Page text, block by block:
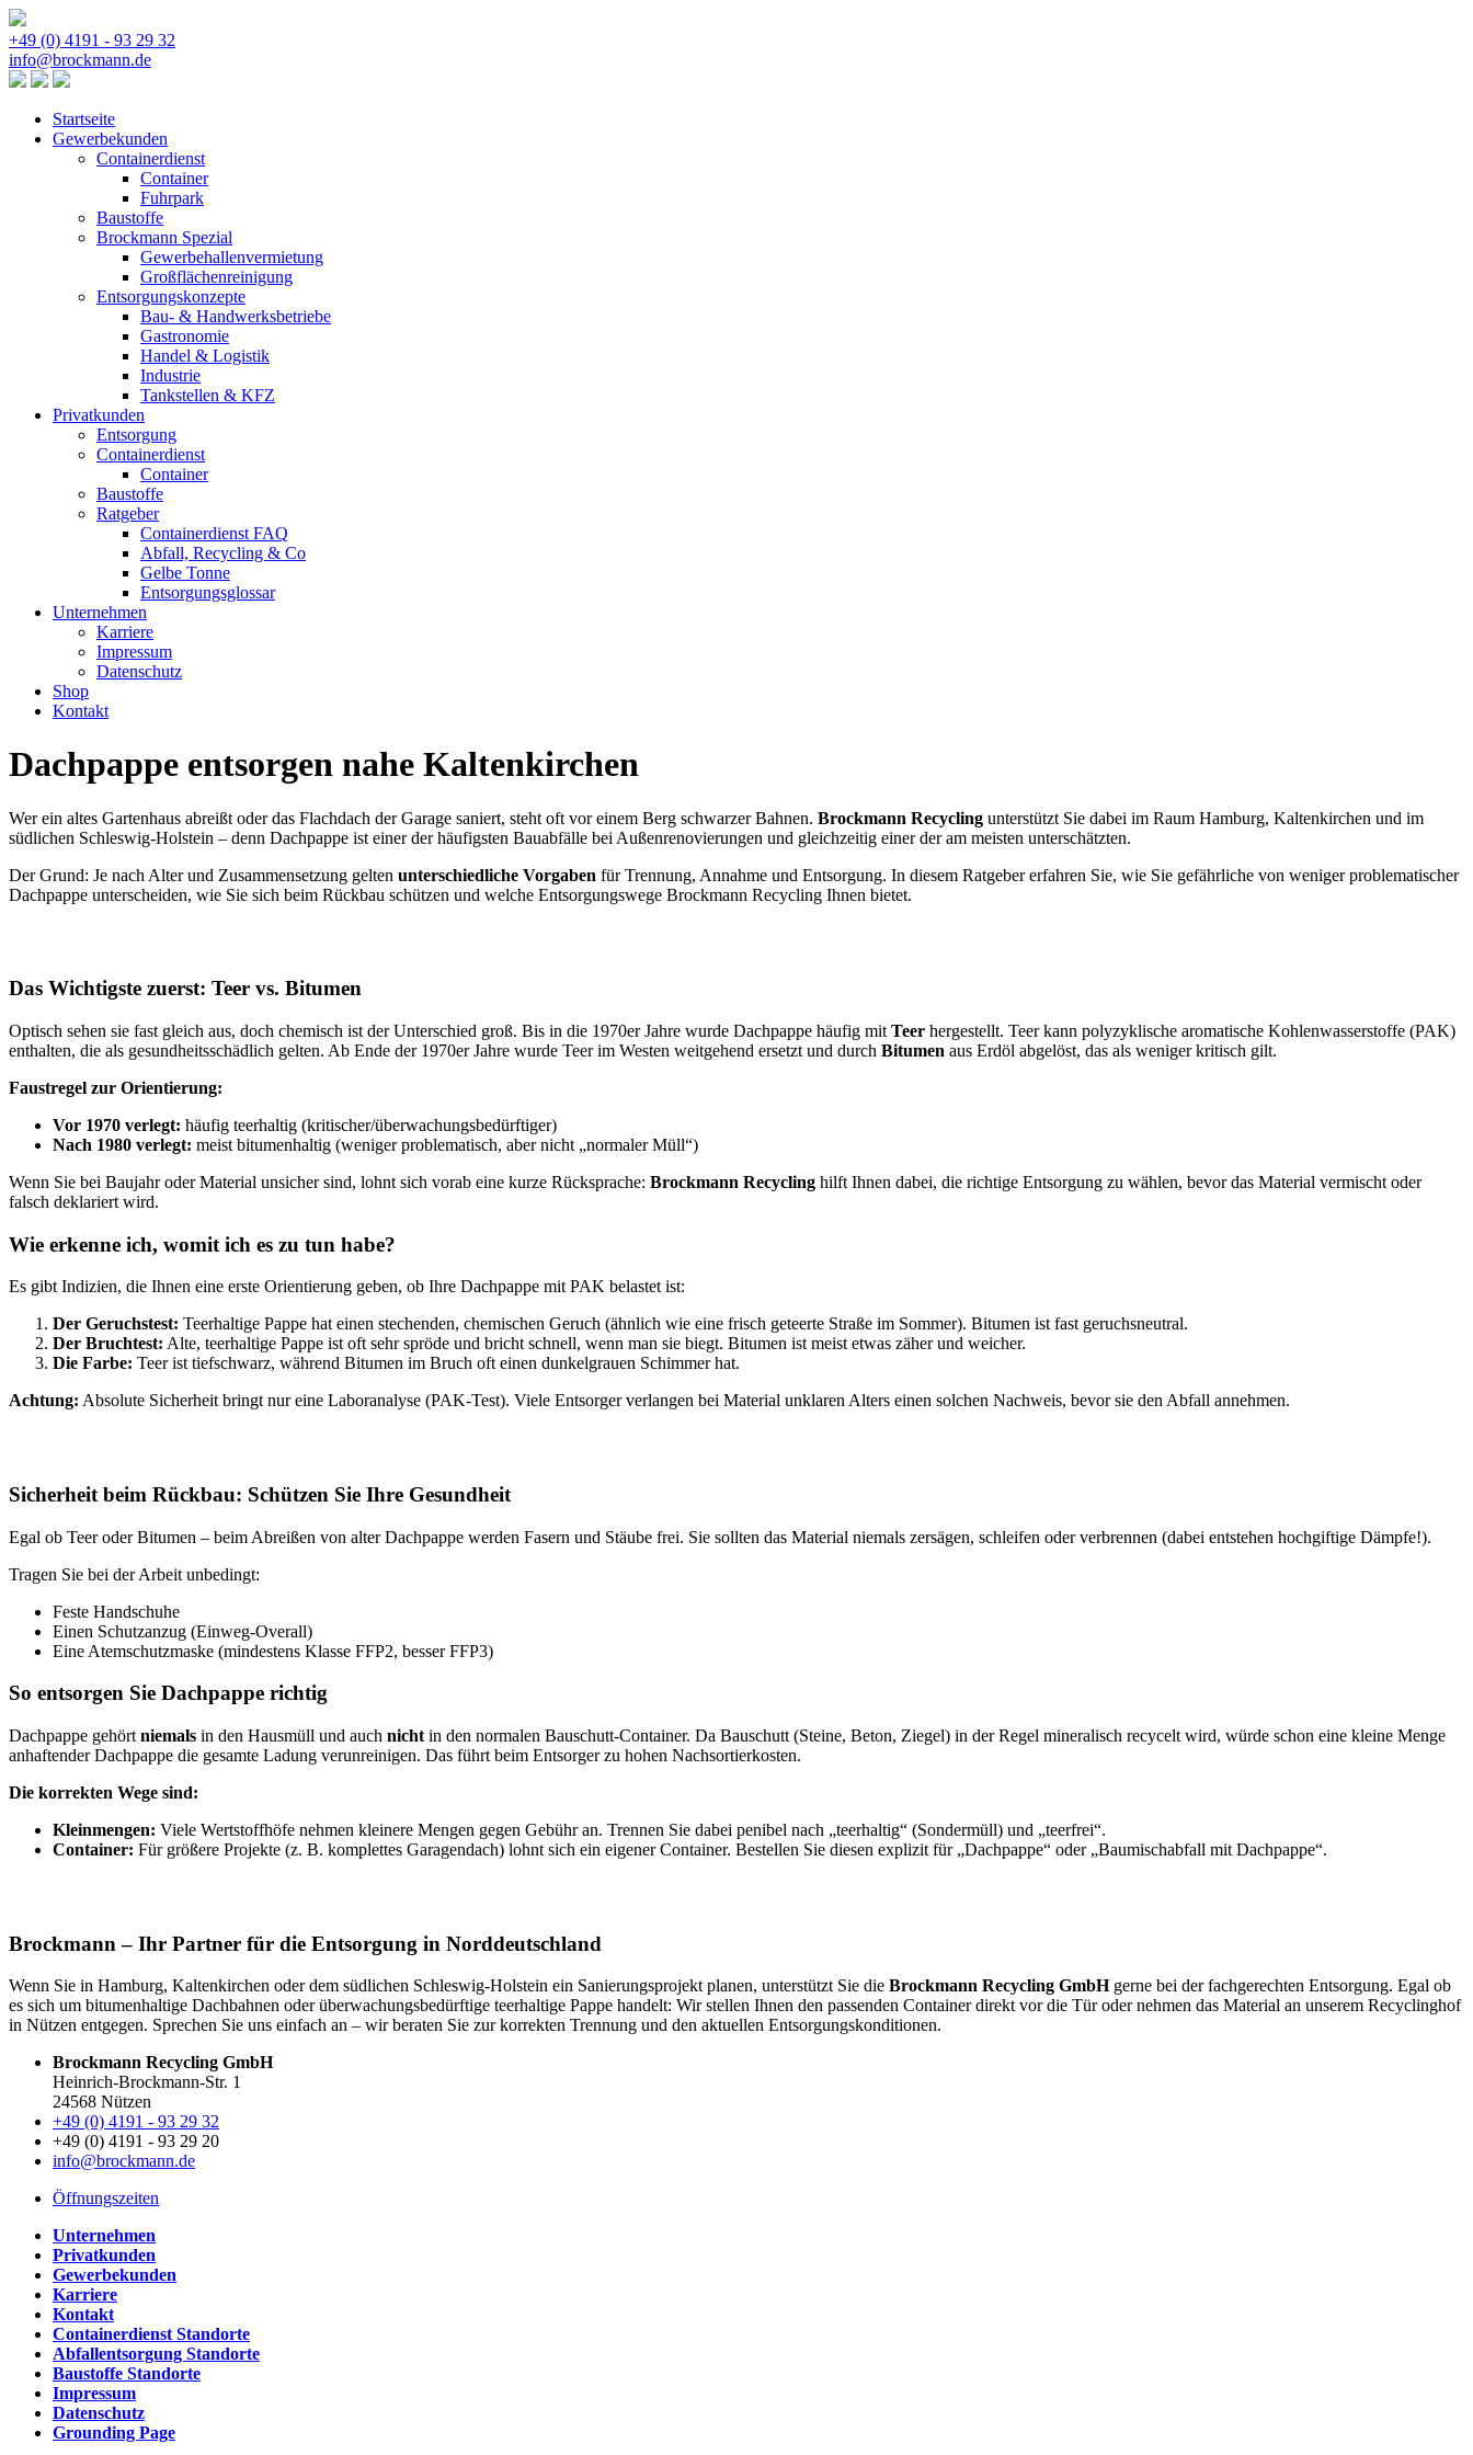
+49 (0) 4191 - 93 29 32
info@brockmann.de
Startseite
Gewerbekunden
Containerdienst
Container
Fuhrpark
Baustoffe
Brockmann Spezial
Gewerbehallenvermietung
Großflächenreinigung
Entsorgungskonzepte
Bau- & Handwerksbetriebe
Gastronomie
Handel & Logistik
Industrie
Tankstellen & KFZ
Privatkunden
Entsorgung
Containerdienst
Container
Baustoffe
Ratgeber
Containerdienst FAQ
Abfall, Recycling & Co
Gelbe Tonne
Entsorgungsglossar
Unternehmen
Karriere
Impressum
Datenschutz
Shop
Kontakt
Dachpappe entsorgen nahe Kaltenkirchen
Wer ein altes Gartenhaus abreißt oder das Flachdach der Garage saniert, steht oft vor einem Berg schwarzer Bahnen. Brockmann Recycling unterstützt Sie dabei im Raum Hamburg, Kaltenkirchen und im
südlichen Schleswig-Holstein – denn Dachpappe ist einer der häufigsten Bauabfälle bei Außenrenovierungen und gleichzeitig einer der am meisten unterschätzten.
Der Grund: Je nach Alter und Zusammensetzung gelten unterschiedliche Vorgaben für Trennung, Annahme und Entsorgung. In diesem Ratgeber erfahren Sie, wie Sie gefährliche von weniger problematischer
Dachpappe unterscheiden, wie Sie sich beim Rückbau schützen und welche Entsorgungswege Brockmann Recycling Ihnen bietet.
Das Wichtigste zuerst: Teer vs. Bitumen
Optisch sehen sie fast gleich aus, doch chemisch ist der Unterschied groß. Bis in die 1970er Jahre wurde Dachpappe häufig mit Teer hergestellt. Teer kann polyzyklische aromatische Kohlenwasserstoffe (PAK)
enthalten, die als gesundheitsschädlich gelten. Ab Ende der 1970er Jahre wurde Teer im Westen weitgehend ersetzt und durch Bitumen aus Erdöl abgelöst, das als weniger kritisch gilt.
Faustregel zur Orientierung:
Vor 1970 verlegt: häufig teerhaltig (kritischer/überwachungsbedürftiger)
Nach 1980 verlegt: meist bitumenhaltig (weniger problematisch, aber nicht „normaler Müll“)
Wenn Sie bei Baujahr oder Material unsicher sind, lohnt sich vorab eine kurze Rücksprache: Brockmann Recycling hilft Ihnen dabei, die richtige Entsorgung zu wählen, bevor das Material vermischt oder
falsch deklariert wird.
Wie erkenne ich, womit ich es zu tun habe?
Es gibt Indizien, die Ihnen eine erste Orientierung geben, ob Ihre Dachpappe mit PAK belastet ist:
Der Geruchstest: Teerhaltige Pappe hat einen stechenden, chemischen Geruch (ähnlich wie eine frisch geteerte Straße im Sommer). Bitumen ist fast geruchsneutral.
Der Bruchtest: Alte, teerhaltige Pappe ist oft sehr spröde und bricht schnell, wenn man sie biegt. Bitumen ist meist etwas zäher und weicher.
Die Farbe: Teer ist tiefschwarz, während Bitumen im Bruch oft einen dunkelgrauen Schimmer hat.
Achtung: Absolute Sicherheit bringt nur eine Laboranalyse (PAK-Test). Viele Entsorger verlangen bei Material unklaren Alters einen solchen Nachweis, bevor sie den Abfall annehmen.
Sicherheit beim Rückbau: Schützen Sie Ihre Gesundheit
Egal ob Teer oder Bitumen – beim Abreißen von alter Dachpappe werden Fasern und Stäube frei. Sie sollten das Material niemals zersägen, schleifen oder verbrennen (dabei entstehen hochgiftige Dämpfe!).
Tragen Sie bei der Arbeit unbedingt:
Feste Handschuhe
Einen Schutzanzug (Einweg-Overall)
Eine Atemschutzmaske (mindestens Klasse FFP2, besser FFP3)
So entsorgen Sie Dachpappe richtig
Dachpappe gehört niemals in den Hausmüll und auch nicht in den normalen Bauschutt-Container. Da Bauschutt (Steine, Beton, Ziegel) in der Regel mineralisch recycelt wird, würde schon eine kleine Menge
anhaftender Dachpappe die gesamte Ladung verunreinigen. Das führt beim Entsorger zu hohen Nachsortierkosten.
Die korrekten Wege sind:
Kleinmengen: Viele Wertstoffhöfe nehmen kleinere Mengen gegen Gebühr an. Trennen Sie dabei penibel nach „teerhaltig“ (Sondermüll) und „teerfrei“.
Container: Für größere Projekte (z. B. komplettes Garagendach) lohnt sich ein eigener Container. Bestellen Sie diesen explizit für „Dachpappe“ oder „Baumischabfall mit Dachpappe“.
Brockmann – Ihr Partner für die Entsorgung in Norddeutschland
Wenn Sie in Hamburg, Kaltenkirchen oder dem südlichen Schleswig-Holstein ein Sanierungsprojekt planen, unterstützt Sie die Brockmann Recycling GmbHgerne bei der fachgerechten Entsorgung. Egal ob
es sich um bitumenhaltige Dachbahnen oder überwachungsbedürftige teerhaltige Pappe handelt: Wir stellen Ihnen den passenden Container direkt vor die Tür oder nehmen das Material an unserem Recyclinghof
in Nützen entgegen. Sprechen Sie uns einfach an – wir beraten Sie zur korrekten Trennung und den aktuellen Entsorgungskonditionen.
Brockmann Recycling GmbH
Heinrich-Brockmann-Str. 1
24568 Nützen
+49 (0) 4191 - 93 29 32
+49 (0) 4191 - 93 29 20
info@brockmann.de
Öffnungszeiten
Unternehmen
Privatkunden
Gewerbekunden
Karriere
Kontakt
Containerdienst Standorte
Abfallentsorgung Standorte
Baustoffe Standorte
Impressum
Datenschutz
Grounding Page